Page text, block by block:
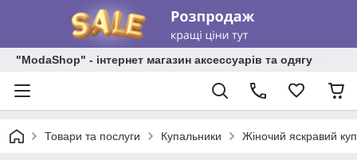
"ModaShop" - інтернет магазин аксессуарів та одягу
Товари та послуги Купальники Жіночий яскравий